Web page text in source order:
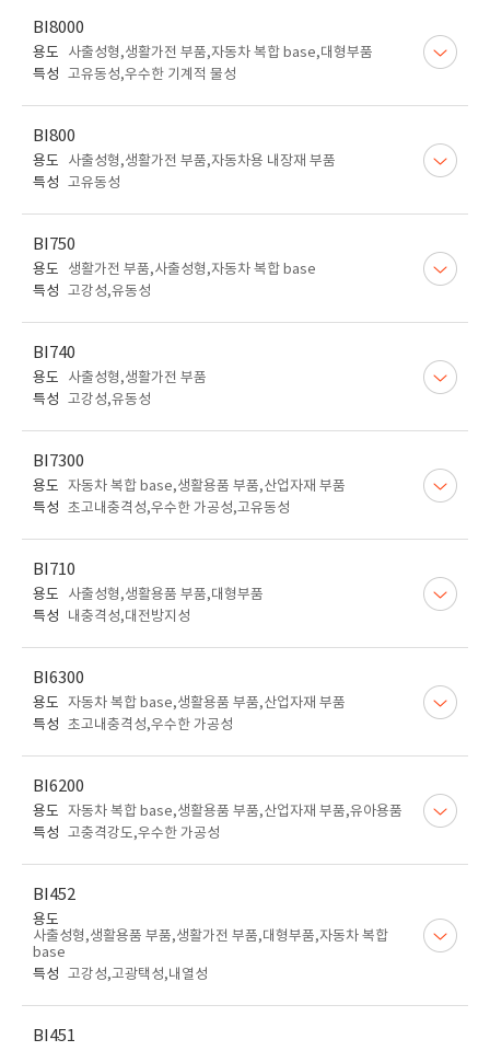
BI8000
용도
사출성형,생활가전 부품,자동차 복합 base,대형부품
특성 고유동성,우수한 기계적 물성
BI800
용도
사출성형,생활가전 부품,자동차용 내장재 부품
특성 고유동성
BI750
용도
생활가전 부품,사출성형,자동차 복합 base
특성 고강성,유동성
BI740
용도
사출성형,생활가전 부품
특성 고강성,유동성
BI7300
용도
자동차 복합 base,생활용품 부품,산업자재 부품
특성 초고내충격성,우수한 가공성,고유동성
BI710
용도
사출성형,생활용품 부품,대형부품
특성
내충격성,대전방지성
BI6300
용도
자동차 복합 base,생활용품 부품,산업자재 부품
특성 초고내충격성,우수한 가공성
BI6200
용도
자동차 복합 base,생활용품 부품,산업자재 부품,유아용품
특성 고충격강도,우수한 가공성
BI452
용도
사출성형,생활용품 부품,생활가전 부품,대형부품,자동차 복합
base
특성 고강성,고광택성,내열성
BI451